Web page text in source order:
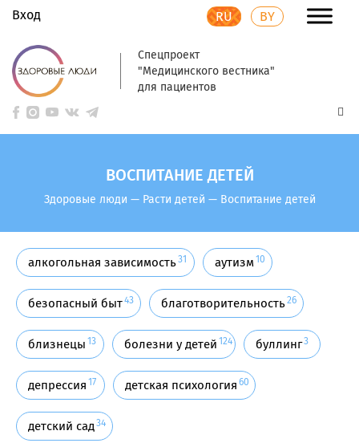
Вход RU BY
Спецпроект
"Медицинского вестника"
для пациентов
ВОСПИТАНИЕ ДЕТЕЙ
Здоровые люди — Расти детей — Воспитание детей
алкогольная зависимость31 аутизм10
безопасный быт43 благотворительность26
близнецы 13 болезни у детей 124 буллинг3
депрессия 17 детская психология 60
детский сад34